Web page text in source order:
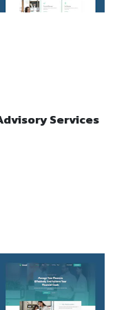
Services